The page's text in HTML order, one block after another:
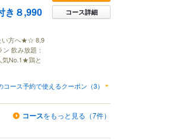
き８,990
い方へ★☆ 8,9
飲み放題：
気No.1★鶏と
コース詳細
コース予約で使えるクーポン（3）
コースをもっと見る（7件）